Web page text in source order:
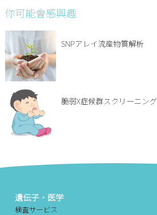
你可能會感興趣
SNPアレイ流産物質解析
脆弱X症候群スクリーニング
遺伝子・医学
検査サービス